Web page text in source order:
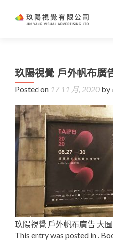
玖陽視覺 戶外帆布廣
Posted on 17 11 月, 2020 by
玖陽視覺 戶外帆布廣告 大
This entry was posted in .